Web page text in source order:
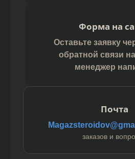
Форма на
Оставьте заявку
обратной связи
менеджер
Почта
заказов и